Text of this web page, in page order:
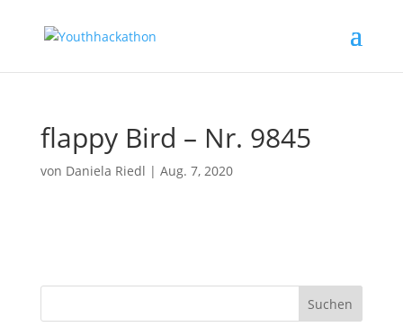
flappy Bird – Nr. 9845
von Daniela Riedl | Aug. 7, 2020